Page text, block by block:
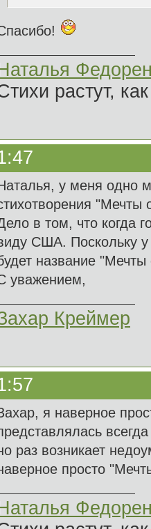
растут,
у меня одно
"Мечты
в том, что
США. Поскольку у
название
уважением,
Креймер
я наверное
раз возникает
просто